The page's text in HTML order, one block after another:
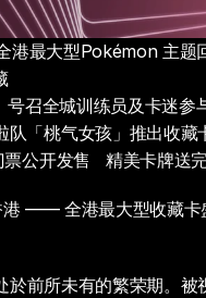
港最大型Pokémon 主题
号召全城训练员及卡迷参
队「桃气女孩」推出收
公开发售   精美卡牌送
港 —— 全港最大型收藏卡
於前所未有的繁荣期。